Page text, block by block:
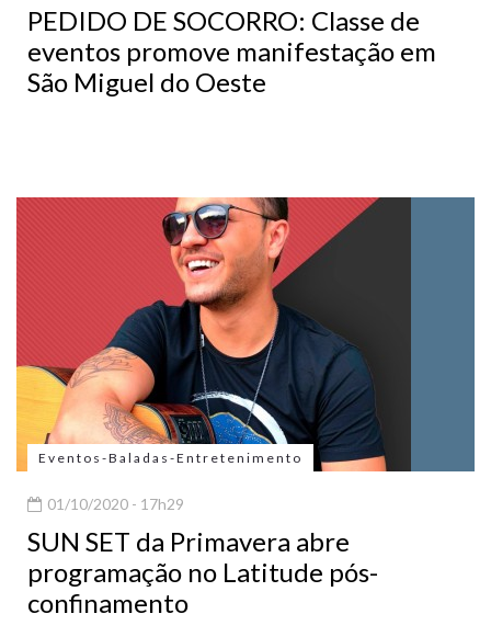
PEDIDO DE SOCORRO: Classe de
eventos promove manifestação em
São Miguel do Oeste
Eventos-Baladas-Entretenimento
01/10/2020 - 17h29
SUN SET da Primavera abre
programação no Latitude pós-
confinamento